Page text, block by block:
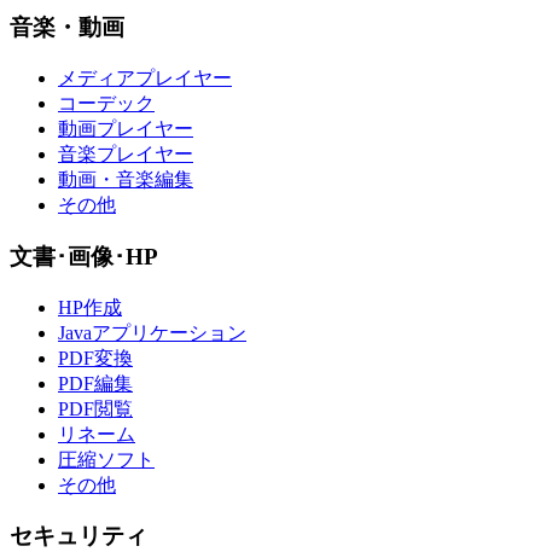
音楽・動画
メディアプレイヤー
コーデック
動画プレイヤー
音楽プレイヤー
動画・音楽編集
その他
文書･画像･HP
HP作成
Javaアプリケーション
PDF変換
PDF編集
PDF閲覧
リネーム
圧縮ソフト
その他
セキュリティ